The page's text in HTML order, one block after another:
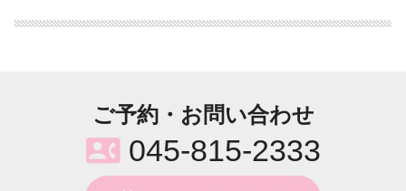
ご予約・お問い合わせ
contact_phone045-815-2333